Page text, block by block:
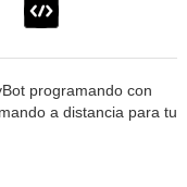
programando con
a distancia para tu